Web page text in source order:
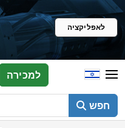
לאפליקציה
חפש
למכירה